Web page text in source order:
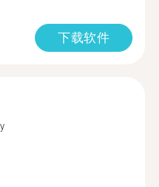
下载软件